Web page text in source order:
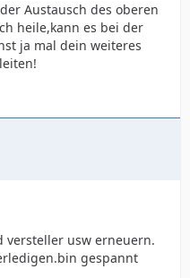
Austausch des oberen
heile,kann es bei der
ja mal dein weiteres
versteller usw erneuern.
gespannt